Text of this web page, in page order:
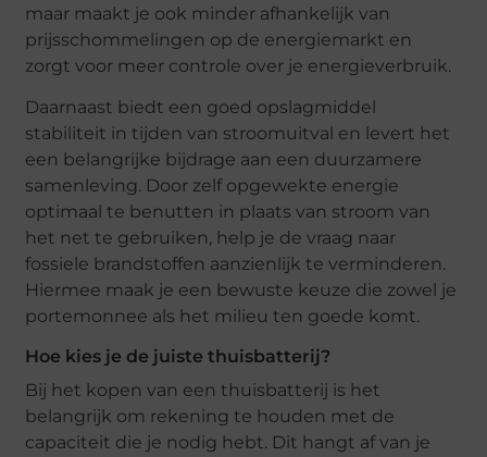
maar maakt je ook minder afhankelijk van
prijsschommelingen op de energiemarkt en
zorgt voor meer controle over je energieverbruik.
Daarnaast biedt een goed opslagmiddel
stabiliteit in tijden van stroomuitval en levert het
een belangrijke bijdrage aan een duurzamere
samenleving. Door zelf opgewekte energie
optimaal te benutten in plaats van stroom van
het net te gebruiken, help je de vraag naar
fossiele brandstoffen aanzienlijk te verminderen.
Hiermee maak je een bewuste keuze die zowel je
portemonnee als het milieu ten goede komt.
Hoe kies je de juiste thuisbatterij?
Bij het kopen van een thuisbatterij is het
belangrijk om rekening te houden met de
capaciteit die je nodig hebt. Dit hangt af van je